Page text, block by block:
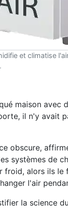
et climatise
maison avec
il n'y avait
obscure,
systèmes de
alors ils
l'air
la science